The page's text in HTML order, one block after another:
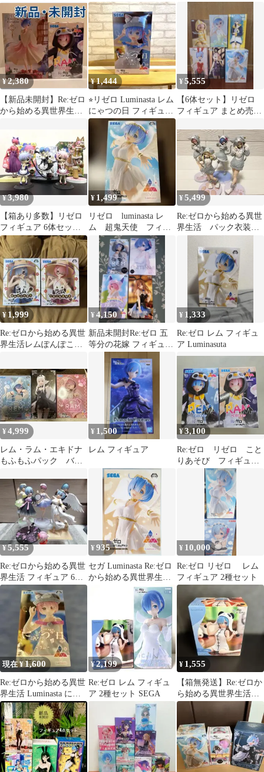
完全未開封品-
んぽこタヌキ セット
¥2,380
【新品未開封】Re:ゼロ
から始める異世界生活
¥1,444
⭐︎リゼロ Luminasta レム
にゃつの日 フィギュア
⭐︎
¥5,555
【6体セット】リゼロ
フィギュア まとめ売り
ージ
¥3,980
【箱あり多数】リゼロ
フィギュア 6体セット
レム ラム Qposket
¥ 1,499
リゼロ luminasta レ
ム 超鬼天使 フィギ
ュア
¥5,499
Re:ゼロから始める異世
界生活 パック衣装
¥ 1,999
Re:ゼロから始める異世
界生活レムぽんぽこタ
¥4,150
新品未開封Re:ゼロ 五
等分の花嫁 フィギュア
¥ 1,333
Re:ゼロ レム フィギュ
ア Luminasuta
¥4,999
レム・ラム・エキドナ
もふもふパック バニ
¥ 1,500
レム フィギュア
¥3,100
Re:ゼロ リゼロ こと
りあそび フィギュ
ア レム ラム
Luminasta 2種セット
¥5,555
Re:ゼロから始める異世
界生活 フィギュア 6体
セット
¥935
セガ Luminasta Re:ゼロ
から始める異世界生活
レム -熾天使-
¥ 10,000
Re:ゼロ リゼロ レム
フィギュア 2種セット
現在 ¥1,600
Re:ゼロから始める異世
界生活 Luminasta にゃ
つの日 ラム
¥2,199
Re:ゼロ レム フィギュ
ア 2種セット SEGA
¥ 1,555
【箱無発送】Re:ゼロか
ら始める異世界生活
Yumemirise レム